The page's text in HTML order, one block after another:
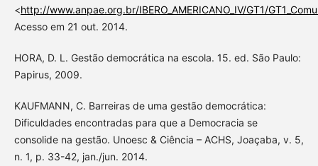
<http://www.anpae.org.br/IBERO_AMERICANO_IV/GT1/
Acesso em 21 out. 2014.
HORA, D. L. Gestão democrática na escola. 15. ed. São Paulo:
Papirus, 2009.
KAUFMANN, C. Barreiras de uma gestão democrática:
Dificuldades encontradas para que a Democracia se
consolide na gestão. Unoesc & Ciência – ACHS, Joaçaba, v. 5,
n. 1, p. 33-42, jan./jun. 2014.